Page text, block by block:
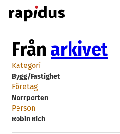
Hoppa
till
Från arkivet
Kategori
Bygg/Fastighet
Företag
Norrporten
Person
Robin Rich